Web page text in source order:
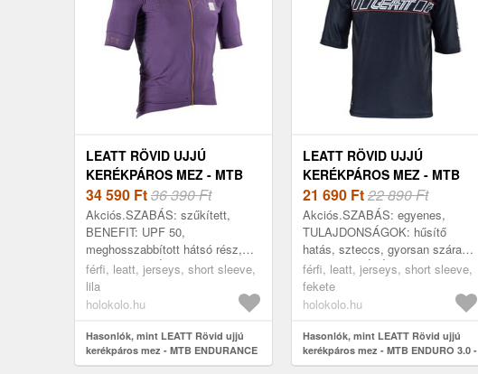
LEATT RÖVID UJJÚ
KERÉKPÁROS MEZ - MTB
ENDURANCE 5.0 - LILA
34 590 Ft36 390 Ft
Akciós.SZABÁS: szűkített,
BENEFIT: UPF 50,
meghosszabbított hátsó rész,
TULAJDONSÁGOK:
ergonomikus, hűsítő hatás,
lélegző, gyorsan száradó,
férfi, leatt, jerseys, short sleeve,
lila
holokolo.hu
Hasonlók, mint LEATT Rövid ujjú
kerékpáros mez - MTB ENDURANCE
5.0 - lila
LEATT RÖVID UJJÚ
KERÉKPÁROS MEZ - MTB
ENDURO 3.0 - FEKETE
21 690 Ft22 890 Ft
Akciós.SZABÁS: egyenes,
TULAJDONSÁGOK: hűsítő
hatás, szteccs, gyorsan száradó,
FELHASZNÁLÁS: enduro, MTB,
ÉVSZAK: ősz, tavasz, nyár,
HOSSZ: rövid ujj, ANY...
férfi, leatt, jerseys, short sleeve,
fekete
holokolo.hu
Hasonlók, mint LEATT Rövid ujjú
kerékpáros mez - MTB ENDURO 3.0 -
fekete